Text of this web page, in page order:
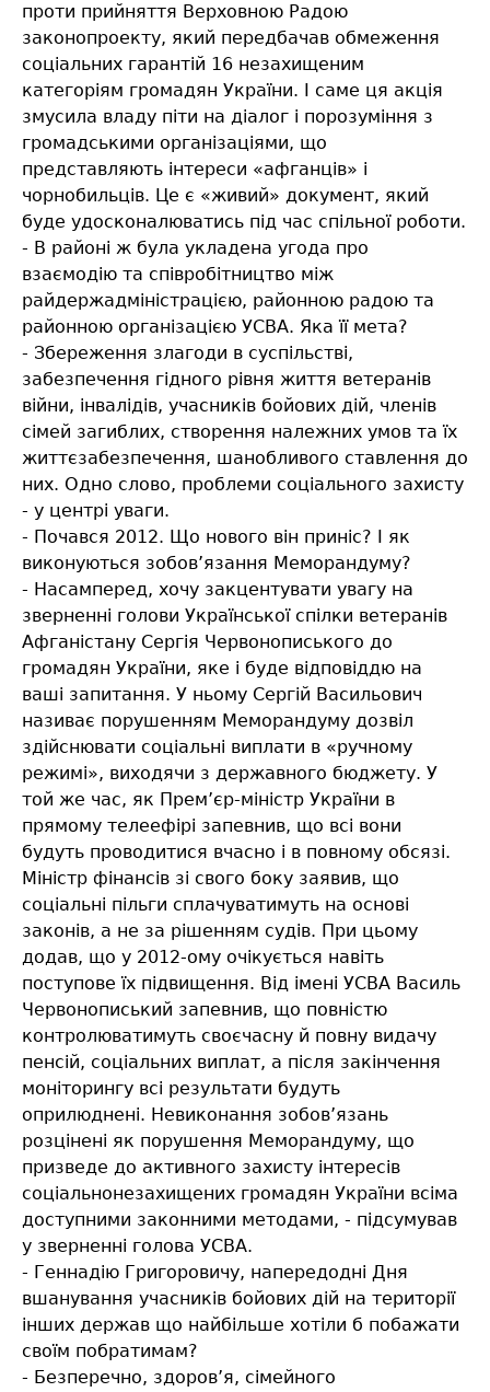
проти прийняття Верховною Радою
законопроекту, який передбачав обмеження
соціальних гарантій 16 незахищеним
категоріям громадян України. І саме ця акція
змусила владу піти на діалог і порозуміння з
громадськими організаціями, що
представляють інтереси «афганців» і
чорнобильців. Це є «живий» документ, який
буде удосконалюватись під час спільної роботи.
- В районі ж була укладена угода про
взаємодію та співробітництво між
райдержадміністрацією, районною радою та
районною організацією УСВА. Яка її мета?
- Збереження злагоди в суспільстві,
забезпечення гідного рівня життя ветеранів
війни, інвалідів, учасників бойових дій, членів
сімей загиблих, створення належних умов та їх
життєзабезпечення, шанобливого ставлення до
них. Одно слово, проблеми соціального захисту
- у центрі уваги.
- Почався 2012. Що нового він приніс? І як
виконуються зобов’язання Меморандуму?
- Насамперед, хочу закцентувати увагу на
зверненні голови Української спілки ветеранів
Афганістану Сергія Червонописького до
громадян України, яке і буде відповіддю на
ваші запитання. У ньому Сергій Васильович
називає порушенням Меморандуму дозвіл
здійснювати соціальні виплати в «ручному
режимі», виходячи з державного бюджету. У
той же час, як Прем’єр-міністр України в
прямому телеефірі запевнив, що всі вони
будуть проводитися вчасно і в повному обсязі.
Міністр фінансів зі свого боку заявив, що
соціальні пільги сплачуватимуть на основі
законів, а не за рішенням судів. При цьому
додав, що у 2012-ому очікується навіть
поступове їх підвищення. Від імені УСВА Василь
Червонописький запевнив, що повністю
контролюватимуть своєчасну й повну видачу
пенсій, соціальних виплат, а після закінчення
моніторингу всі результати будуть
оприлюднені. Невиконання зобов’язань
розцінені як порушення Меморандуму, що
призведе до активного захисту інтересів
соціальнонезахищених громадян України всіма
доступними законними методами, - підсумував
у зверненні голова УСВА.
- Геннадію Григоровичу, напередодні Дня
вшанування учасників бойових дій на території
інших держав що найбільше хотіли б побажати
своїм побратимам?
- Безперечно, здоров’я, сімейного